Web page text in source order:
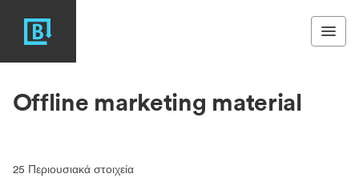
Offline marketing material
25 Περιουσιακά στοιχεία